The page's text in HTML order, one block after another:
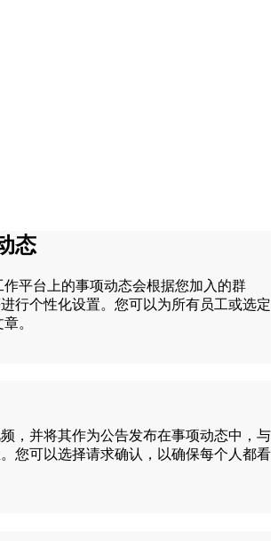
态
作平台上的事项动态会根据您加入的群
行个性化设置。您可以为所有员工或选定
。
，并将其作为公告发布在事项动态中，与
您可以选择请求确认，以确保每个人都看